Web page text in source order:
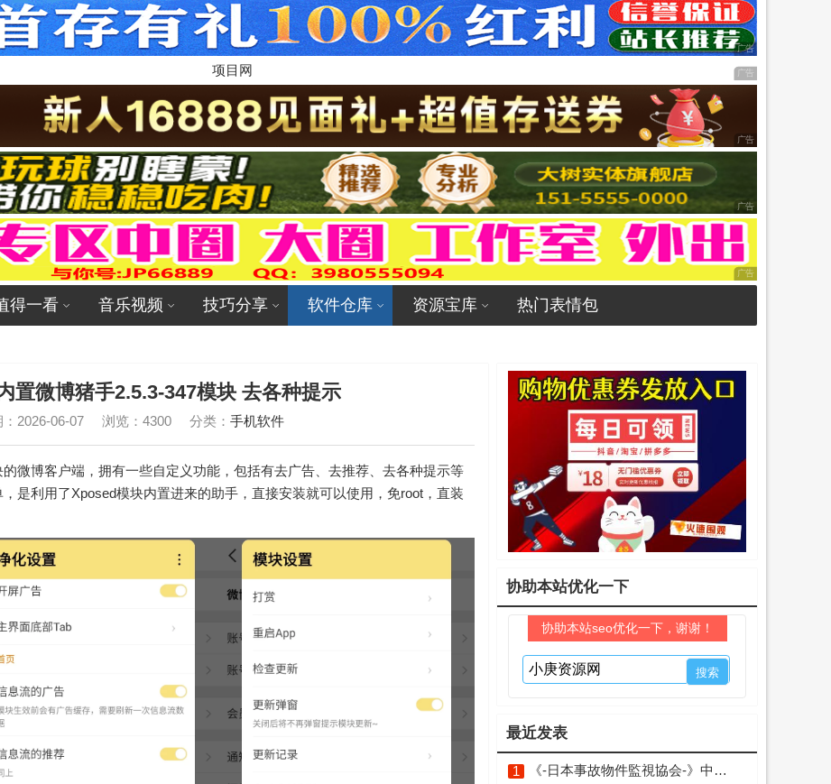
得一看 音乐视频 技巧分享 软件仓库 资源宝库 热门表情包
置微博猪手2.5.3-347模块 去各种提示
：2026-06-07 浏览：4300 分类：手机软件
微博客户端，拥有一些自定义功能，包括有去广告、去推荐、去各种提示等
是利用了Xposed模块内置进来的助手，直接安装就可以使用，免root，直装
协助本站优化一下
协助本站seo优化一下，谢谢！
最近发表
1 《-日本事故物件監視協会-》中文版